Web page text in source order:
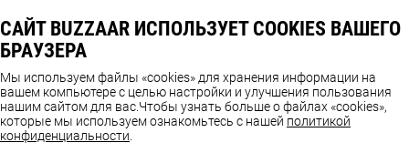
САЙТ BUZZAAR ИСПОЛЬЗУЕТ COOKIES ВАШЕГО
БРАУЗЕРА
Мы используем файлы «cookies» для хранения информации на
вашем компьютере с целью настройки и улучшения пользования
нашим сайтом для вас. Чтобы узнать больше о файлах «cookies»,
которые мы используем ознакомьтесь с нашей политикой
конфиденциальности